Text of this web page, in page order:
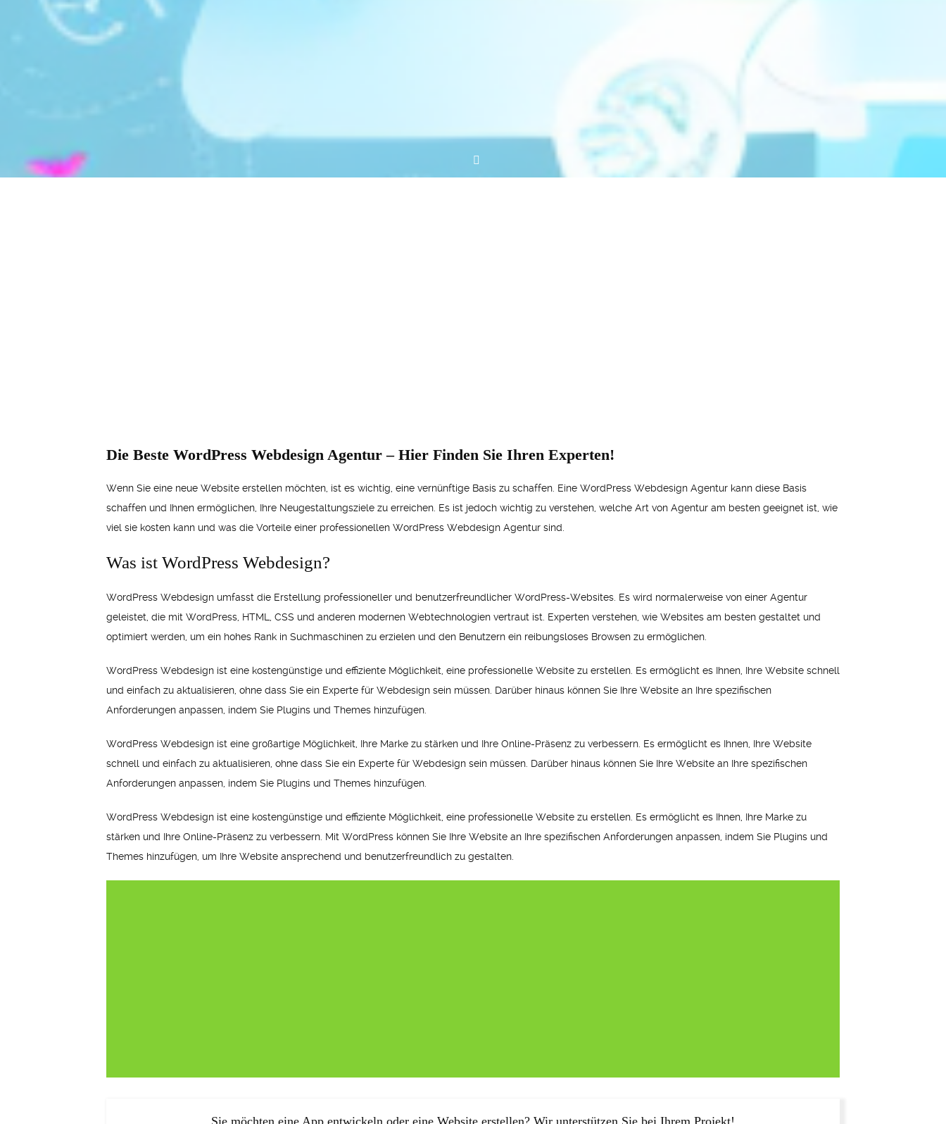
Die Beste WordPress Webdesign Agentur – Hier Finden Sie Ihren Experten!
Wenn Sie eine neue Website erstellen möchten, ist es wichtig, eine vernünftige Basis zu schaffen. Eine WordPress Webdesign Agentur kann diese Basis
schaffen und Ihnen ermöglichen, Ihre Neugestaltungsziele zu erreichen. Es ist jedoch wichtig zu verstehen, welche Art von Agentur am besten geeignet ist, wie
viel sie kosten kann und was die Vorteile einer professionellen WordPress Webdesign Agentur sind.
Was ist WordPress Webdesign?
WordPress Webdesign umfasst die Erstellung professioneller und benutzerfreundlicher WordPress-Websites. Es wird normalerweise von einer Agentur
geleistet, die mit WordPress, HTML, CSS und anderen modernen Webtechnologien vertraut ist. Experten verstehen, wie Websites am besten gestaltet und
optimiert werden, um ein hohes Rank in Suchmaschinen zu erzielen und den Benutzern ein reibungsloses Browsen zu ermöglichen.
WordPress Webdesign ist eine kostengünstige und effiziente Möglichkeit, eine professionelle Website zu erstellen. Es ermöglicht es Ihnen, Ihre Website schnell
und einfach zu aktualisieren, ohne dass Sie ein Experte für Webdesign sein müssen. Darüber hinaus können Sie Ihre Website an Ihre spezifischen
Anforderungen anpassen, indem Sie Plugins und Themes hinzufügen.
WordPress Webdesign ist eine großartige Möglichkeit, Ihre Marke zu stärken und Ihre Online-Präsenz zu verbessern. Es ermöglicht es Ihnen, Ihre Website
schnell und einfach zu aktualisieren, ohne dass Sie ein Experte für Webdesign sein müssen. Darüber hinaus können Sie Ihre Website an Ihre spezifischen
Anforderungen anpassen, indem Sie Plugins und Themes hinzufügen.
WordPress Webdesign ist eine kostengünstige und effiziente Möglichkeit, eine professionelle Website zu erstellen. Es ermöglicht es Ihnen, Ihre Marke zu
stärken und Ihre Online-Präsenz zu verbessern. Mit WordPress können Sie Ihre Website an Ihre spezifischen Anforderungen anpassen, indem Sie Plugins und
Themes hinzufügen, um Ihre Website ansprechend und benutzerfreundlich zu gestalten.
Sie möchten eine App entwickeln oder eine Website erstellen? Wir unterstützen Sie bei Ihrem Projekt!